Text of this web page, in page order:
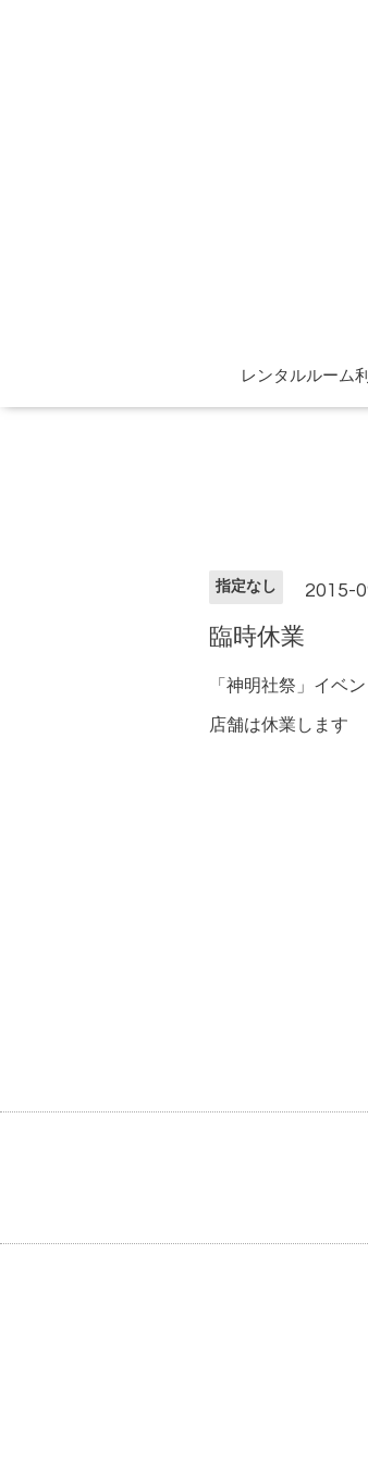
レンタルルーム
指定なし 2015-
臨時休業
「神明社祭」イベ
店舗は休業します